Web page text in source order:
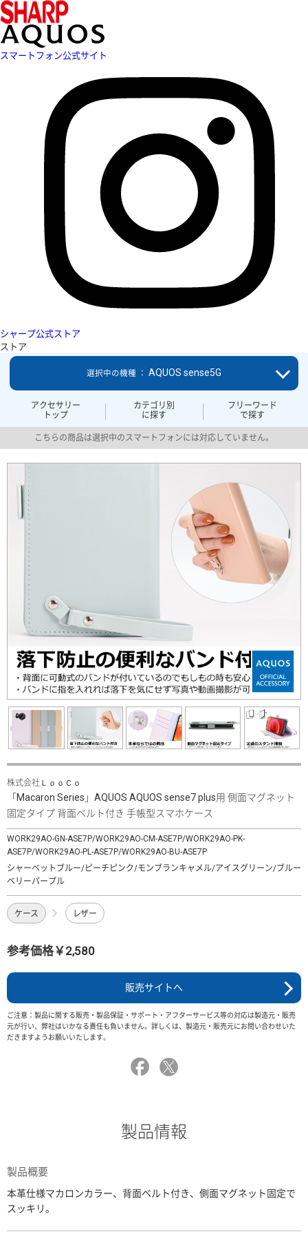
スマートフォン公式サイト
シャープ公式ストア
ストア
アクセサリー
トップ
カテゴリ別
に探す
フリーワード
で探す
選択中の機種 ： AQUOS sense5G
こちらの商品は選択中のスマートフォンには対応していません。
株式会社ＬｏｏＣｏ
「Macaron Series」AQUOS AQUOS sense7 plus用 側面マグネット
固定タイプ 背面ベルト付き 手帳型スマホケース
WORK29AO-GN-ASE7P/WORK29AO-CM-ASE7P/WORK29AO-PK-
ASE7P/WORK29AO-PL-ASE7P/WORK29AO-BU-ASE7P
シャーベットブルー/ピーチピンク/モンブランキャメル/アイスグリーン/ブルー
ベリーパープル
ケース レザー
参考価格￥2,580
販売サイトへ
ご注意：製品に関する販売・製品保証・サポート・アフターサービス等の対応は製造元・販売
元が行い、弊社はいかなる責任も負いません。詳しくは、製造元・販売元にお問い合わせいた
だきますようお願いいたします。
製品情報
製品概要
本革仕様マカロンカラー、背面ベルト付き、側面マグネット固定で
スッキリ。